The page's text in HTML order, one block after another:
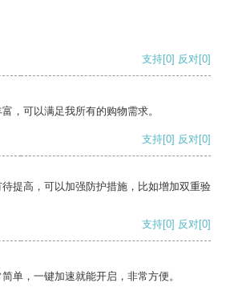
支持[0] 反对[0]
，可以满足我所有的购物需求。
支持[0] 反对[0]
提高，可以加强防护措施，比如增加双重验
支持[0] 反对[0]
单，一键加速就能开启，非常方便。